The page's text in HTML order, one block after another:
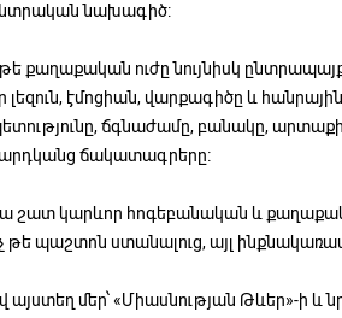
նախագիծ:
քաղաքական ուժը նույնիսկ
լեզուն, էմոցիան, վարքագիծը և
ճգնաժամը, բանակը,
ճակատագրերը։
շատ կարևոր հոգեբանական և
թե պաշտոն ստանալուց, այլ
այստեղ մեր՝ «Միասնության Թևեր»-ի և